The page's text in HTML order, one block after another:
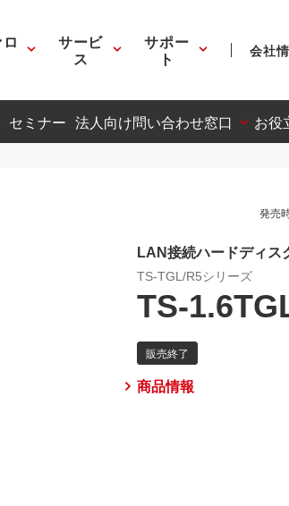
サービ
ス
サポー
ト 会社
セミナー 法人向け問い合わせ窓口 お役
発売
LAN接続ハードディ
TS-TGL/R5シリーズ
TS-
商品情報